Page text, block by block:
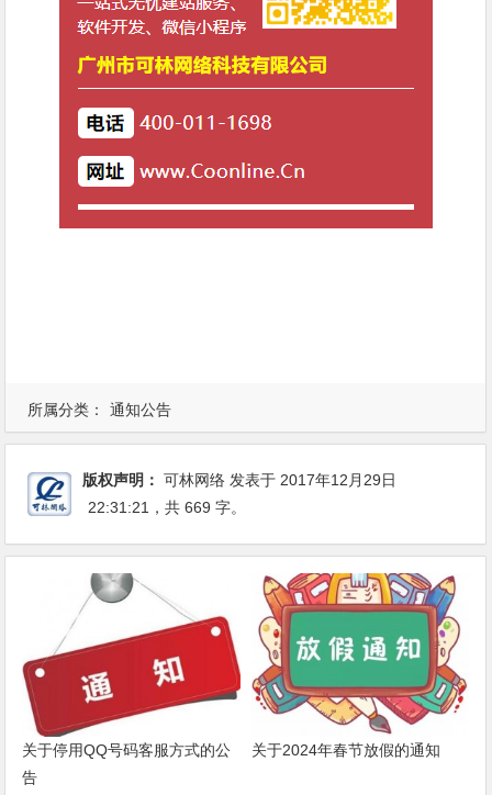
所属分类： 通知公告
版权声明： 可林网络 发表于 2017年12月29日
22:31:21 ，共 669 字。
关于停用QQ号码客服方式的公
告
关于2024年春节放假的通知